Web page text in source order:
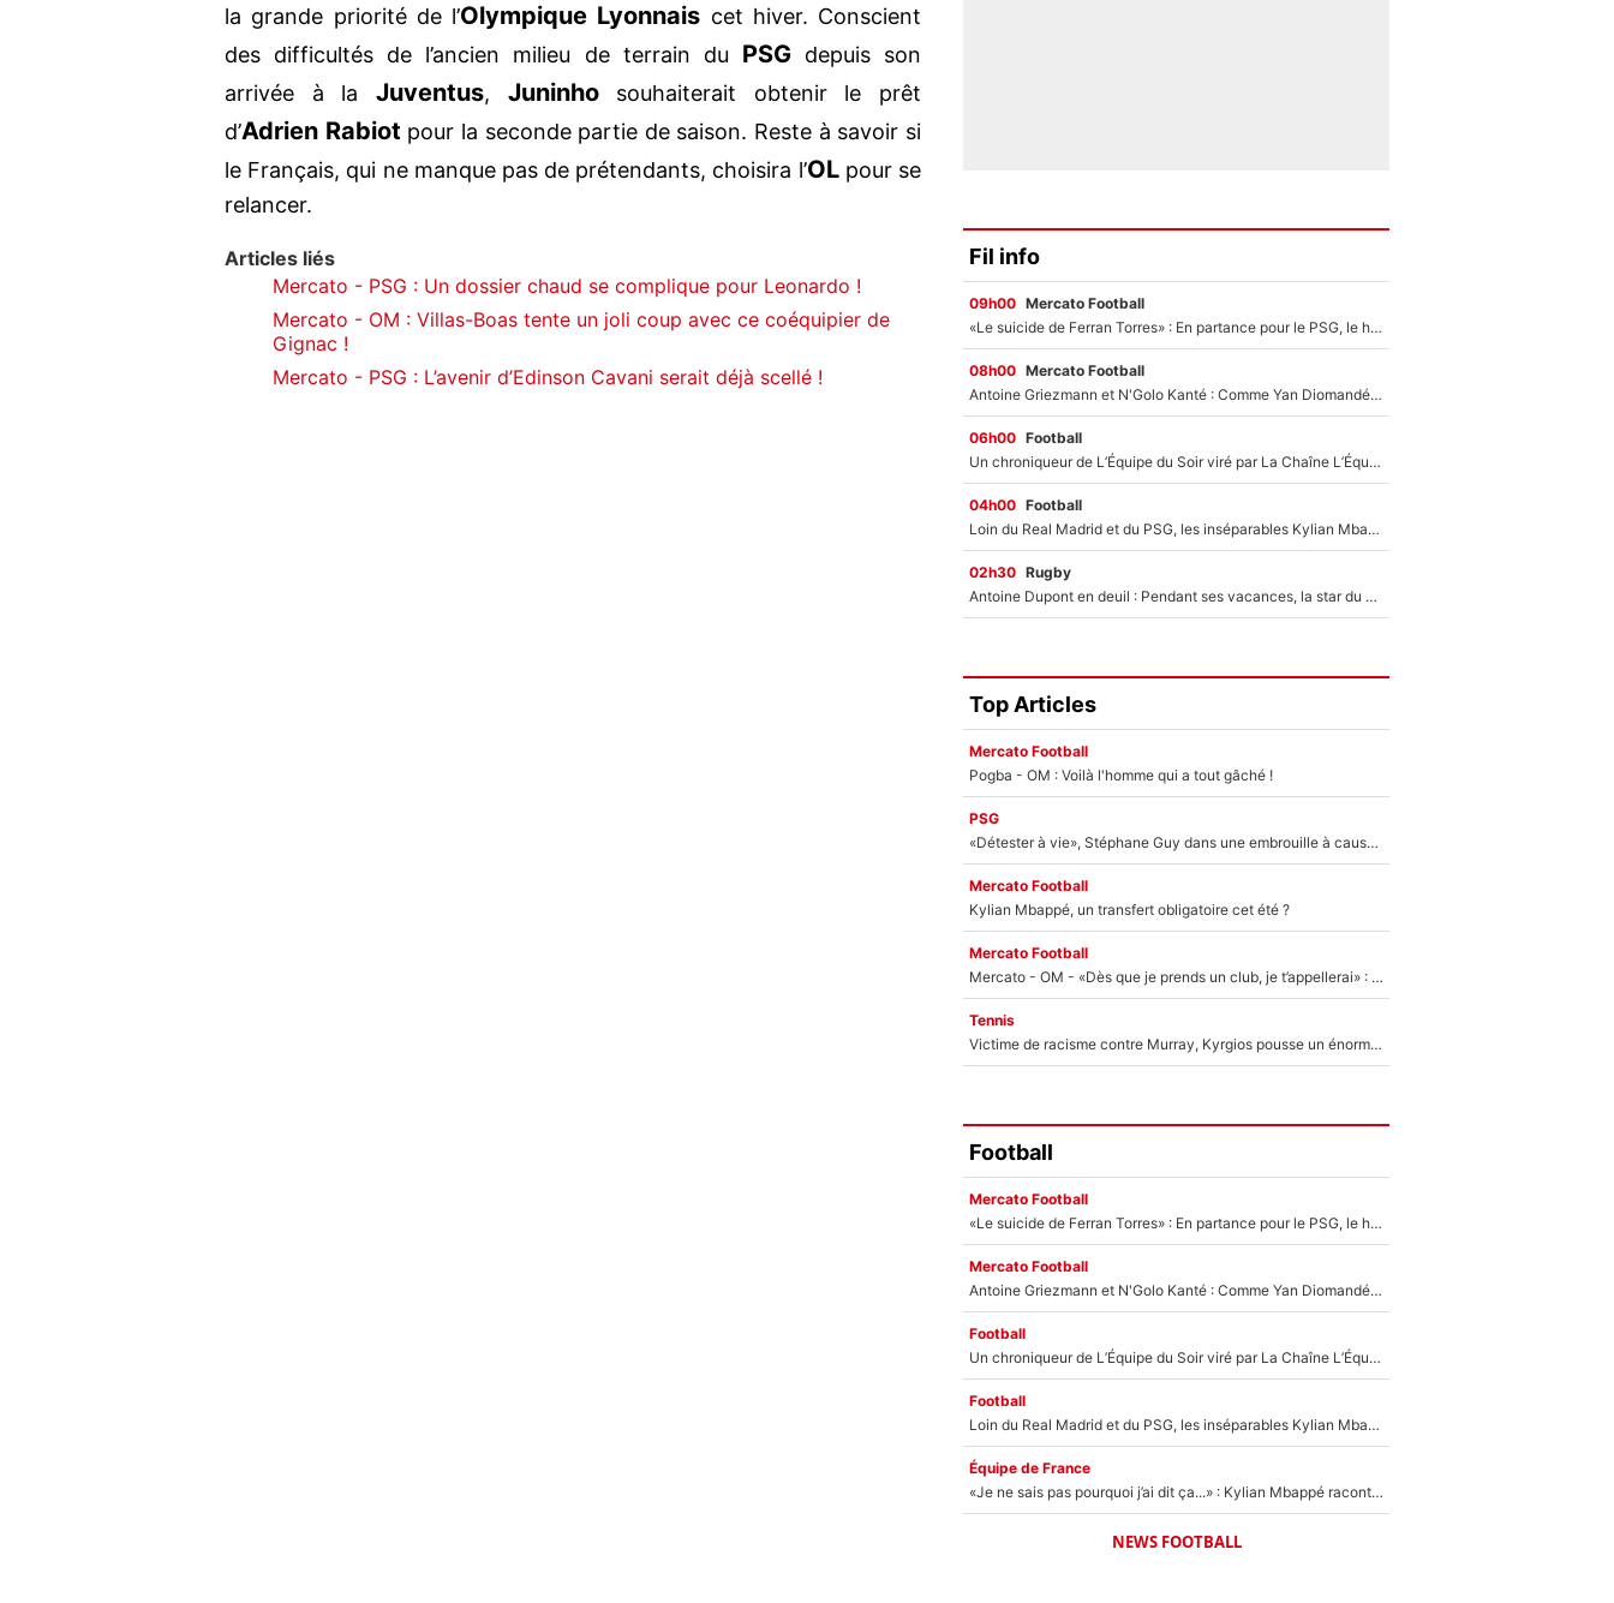
la grande priorité de l’Olympique Lyonnais cet hiver. Conscient
des difficultés de l’ancien milieu de terrain du PSGdepuis son
arrivée à la Juventus, Juninhosouhaiterait obtenir le prêt
d’Adrien Rabiot pour la seconde partie de saison. Reste à savoir si
le Français, qui ne manque pas de prétendants, choisira l’OLpour se
relancer.
Articles liés
Mercato - PSG : Un dossier chaud se complique pour Leonardo !
Mercato - OM : Villas-Boas tente un joli coup avec ce coéquipier de
Gignac !
Mercato - PSG : L’avenir d’Edinson Cavani serait déjà scellé !
Fil info
09h00 Mercato Football
«Le suicide de Ferran Torres» : En partance pour le PSG, le héros de la finale de la Coupe du monde s'attire les foudres de la presse espagnole !
08h00 Mercato Football
Antoine Griezmann et N'Golo Kanté : Comme Yan Diomandé, les deux champions du monde ont refusé de signer au PSG !
06h00 Football
Un chroniqueur de L’Équipe du Soir viré par La Chaîne L’Équipe : Même Olivier Ménard n’avait pas pu empêcher son départ, «je l’ai appris sur Twitter, je l’ai vécu assez mal»
04h00 Football
Loin du Real Madrid et du PSG, les inséparables Kylian Mbappé et Achraf Hakimi changent d'équipe le temps d'une journée !
02h30 Rugby
Antoine Dupont en deuil : Pendant ses vacances, la star du XV de France a perdu sa grand-mère
Top Articles
Mercato Football
Pogba - OM : Voilà l'homme qui a tout gâché !
PSG
«Détester à vie», Stéphane Guy dans une embrouille à cause du PSG !
Mercato Football
Kylian Mbappé, un transfert obligatoire cet été ?
Mercato Football
Mercato - OM - «Dès que je prends un club, je t’appellerai» : La promesse de Marcelino au moment de claquer la porte
Tennis
Victime de racisme contre Murray, Kyrgios pousse un énorme coup de gueule !
Football
Mercato Football
«Le suicide de Ferran Torres» : En partance pour le PSG, le héros de la finale de la Coupe du monde s'attire les foudres de la presse espagnole !
Mercato Football
Antoine Griezmann et N'Golo Kanté : Comme Yan Diomandé, les deux champions du monde ont refusé de signer au PSG !
Football
Un chroniqueur de L’Équipe du Soir viré par La Chaîne L’Équipe : Même Olivier Ménard n’avait pas pu empêcher son départ, «je l’ai appris sur Twitter, je l’ai vécu assez mal»
Football
Loin du Real Madrid et du PSG, les inséparables Kylian Mbappé et Achraf Hakimi changent d'équipe le temps d'une journée !
Équipe de France
«Je ne sais pas pourquoi j’ai dit ça...» : Kylian Mbappé raconte sa première rencontre avec Zinédine Zidane (et c’est très drôle)
NEWS FOOTBALL